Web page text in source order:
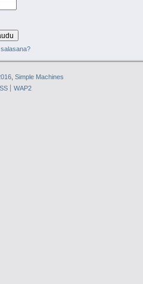
, Simple Machines
WAP2